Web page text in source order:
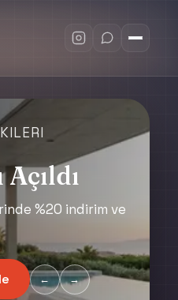
grupları, sehpa
tam set.